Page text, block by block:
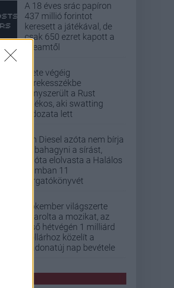
A 18 éves srác papíron
437 millió forintot
keresett a játékával, de
csak 650 ezret kapott a
Steamtől
Élete végéig
kerekesszékbe
kényszerült a Rust
játékos, aki swatting
áldozata lett
Vin Diesel azóta nem bírja
abbahagyni a sírást,
mióta elolvasta a Halálos
iramban 11
forgatókönyvét
Pókember világszerte
letarolta a mozikat, az
első hétvégén 1 milliárd
dollárhoz közelít a
Vadonatúj nap bevétele